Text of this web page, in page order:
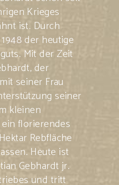
Krieges
ist. Durch
der heutige
Mit der Zeit
der
seiner Frau
seiner
kleinen
florierendes
Rebfläche
Heute ist
Gebhardt jr.
und tritt